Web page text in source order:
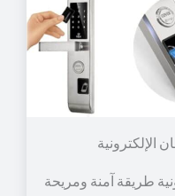
طريقة آمنة ومريحة